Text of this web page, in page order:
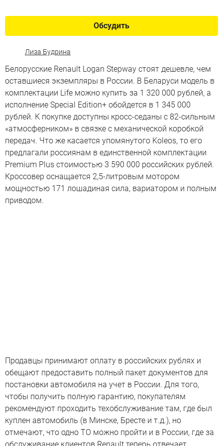
Обсудить
Лиза Будрина
Белорусские Renault Logan Stepway стоят дешевле, чем
оставшиеся экземпляры в России. В Беларуси модель в
комплектации Life можно купить за 1 320 000 рублей, а
исполнение Special Edition+ обойдется в 1 345 000
рублей. К покупке доступны кросс-седаны с 82-сильным
«атмосферником» в связке с механической коробкой
передач. Что же касается упомянутого Koleos, то его
предлагали россиянам в единственной комплектации
Premium Plus стоимостью 3 590 000 российских рублей.
Кроссовер оснащается 2,5-литровым мотором
мощностью 171 лошадиная сила, вариатором и полным
приводом.
Продавцы принимают оплату в российских рублях и
обещают предоставить полный пакет документов для
постановки автомобиля на учет в России. Для того,
чтобы получить полную гарантию, покупателям
рекомендуют проходить техобслуживание там, где был
куплен автомобиль (в Минске, Бресте и т.д.), но
отмечают, что одно ТО можно пройти и в России, где за